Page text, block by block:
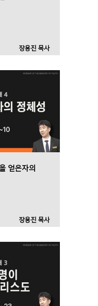
장용진 목사
얻은자의
장용진 목사